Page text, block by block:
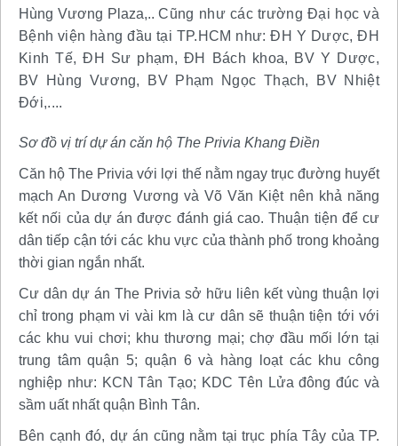
Hùng Vương Plaza,..Cũng như các trường Đại học và
Bệnh viện hàng đầu tại TP.HCM như: ĐH Y Dược, ĐH
Kinh Tế, ĐH Sư phạm, ĐH Bách khoa, BV Y Dược,
BV Hùng Vương, BV Phạm Ngọc Thạch, BV Nhiệt
Đới,....
Sơ đồ vị trí dự án căn hộ The Privia Khang Điền
Căn hộ The Privia với lợi thế nằm ngay trục đường huyết
mạch An Dương Vương và Võ Văn Kiệt nên khả năng
kết nối của dự án được đánh giá cao. Thuận tiện để cư
dân tiếp cận tới các khu vực của thành phố trong khoảng
thời gian ngắn nhất.
Cư dân dự án The Privia sở hữu liên kết vùng thuận lợi
chỉ trong phạm vi vài km là cư dân sẽ thuận tiện tới với
các khu vui chơi; khu thương mại; chợ đầu mối lớn tại
trung tâm quận 5; quận 6 và hàng loạt các khu công
nghiệp như: KCN Tân Tạo; KDC Tên Lửa đông đúc và
sầm uất nhất quận Bình Tân.
Bên cạnh đó, dự án cũng nằm tại trục phía Tây của TP.